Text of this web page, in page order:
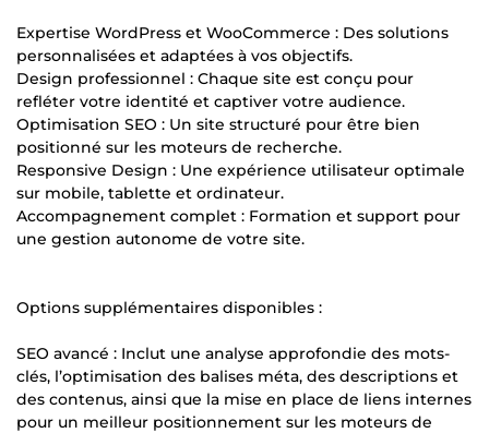
Expertise WordPress et WooCommerce : Des solutions
personnalisées et adaptées à vos objectifs.
Design professionnel : Chaque site est conçu pour
refléter votre identité et captiver votre audience.
Optimisation SEO : Un site structuré pour être bien
positionné sur les moteurs de recherche.
Responsive Design : Une expérience utilisateur optimale
sur mobile, tablette et ordinateur.
Accompagnement complet : Formation et support pour
une gestion autonome de votre site.
Options supplémentaires disponibles :
SEO avancé : Inclut une analyse approfondie des mots-
clés, l’optimisation des balises méta, des descriptions et
des contenus, ainsi que la mise en place de liens internes
pour un meilleur positionnement sur les moteurs de